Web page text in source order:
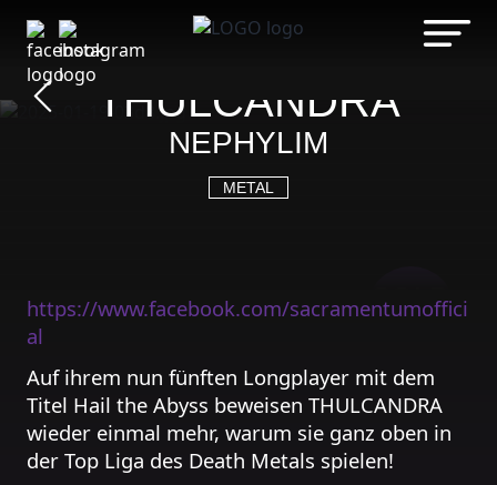
Inhalt
springen
SOLD
OUT
SACRAMENTUM -
THULCANDRA
NEPHYLIM
METAL
https://www.facebook.com/sacramentumoffici
al
Auf ihrem nun fünften Longplayer mit dem
Titel Hail the Abyss beweisen THULCANDRA
wieder einmal mehr, warum sie ganz oben in
der Top Liga des Death Metals spielen!